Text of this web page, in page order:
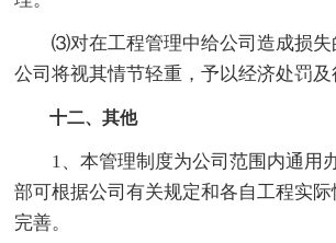
⑶对在工程管理中给公司造成损失
公司将视其情节轻重，予以经济处罚及
十二、其他
1、本管理制度为公司范围内通用
部可根据公司有关规定和各自工程实
完善。